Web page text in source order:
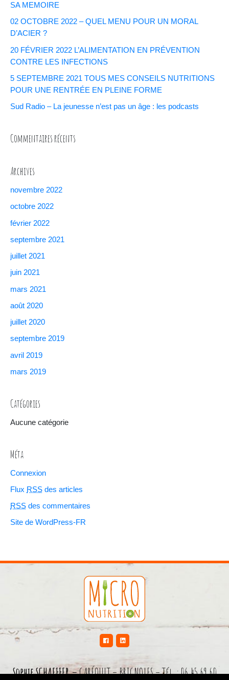
SA MEMOIRE
02 OCTOBRE 2022 – QUEL MENU POUR UN MORAL
D’ACIER ?
20 FÉVRIER 2022 L’ALIMENTATION EN PRÉVENTION
CONTRE LES INFECTIONS
5 SEPTEMBRE 2021 TOUS MES CONSEILS NUTRITIONS
POUR UNE RENTRÉE EN PLEINE FORME
Sud Radio – La jeunesse n’est pas un âge : les podcasts
Commentaires récents
Archives
novembre 2022
octobre 2022
février 2022
septembre 2021
juillet 2021
juin 2021
mars 2021
août 2020
juillet 2020
septembre 2019
avril 2019
mars 2019
Catégories
Aucune catégorie
Méta
Connexion
Flux RSS des articles
RSS des commentaires
Site de WordPress-FR
Sophie SCHAEFFER –GARÉOULT – BRIGNOLES – Tél. : 06 45 69 60